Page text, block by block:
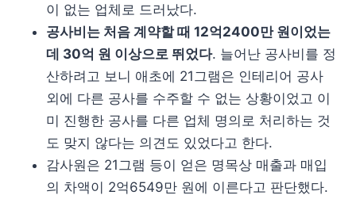
이 없는 업체로 드러났다.
공사비는 처음 계약할 때 12억2400만 원이었는
데 30억 원 이상으로 뛰었다. 늘어난 공사비를 정
산하려고 보니 애초에 21그램은 인테리어 공사
외에 다른 공사를 수주할 수 없는 상황이었고 이
미 진행한 공사를 다른 업체 명의로 처리하는 것
도 맞지 않다는 의견도 있었다고 한다.
감사원은 21그램 등이 얻은 명목상 매출과 매입
의 차액이 2억6549만 원에 이른다고 판단했다.